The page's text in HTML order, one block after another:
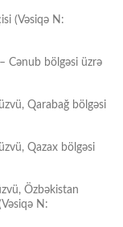
(Vəsiqə N:
Cənub bölgəsi üzrə
Qarabağ bölgəsi
Qazax bölgəsi
Özbəkistan
N: